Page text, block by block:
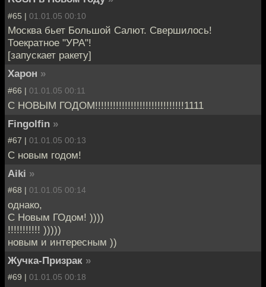
#65 | 01.01.05 00:10
Москва бьет Большой Салют. Свершилось!
Тоекратное "УРА"!
[запускает ракету]
Харон »
#66 | 01.01.05 00:11
С НОВЫМ ГОДОМ!!!!!!!!!!!!!!!!!!!!!!!!!!!!!!1111
Fingolfin »
#67 | 01.01.05 00:13
С новым годом!
Aiki »
#68 | 01.01.05 00:14
однако,
С Новым ГОдом! ))))
!!!!!!!!!!! )))))
новым и интересным ))
Жучка-Призрак »
#69 | 01.01.05 00:18